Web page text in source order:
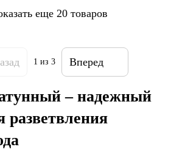
еще 20 товаров
1 из 3 Вперед
– надежный
разветвления